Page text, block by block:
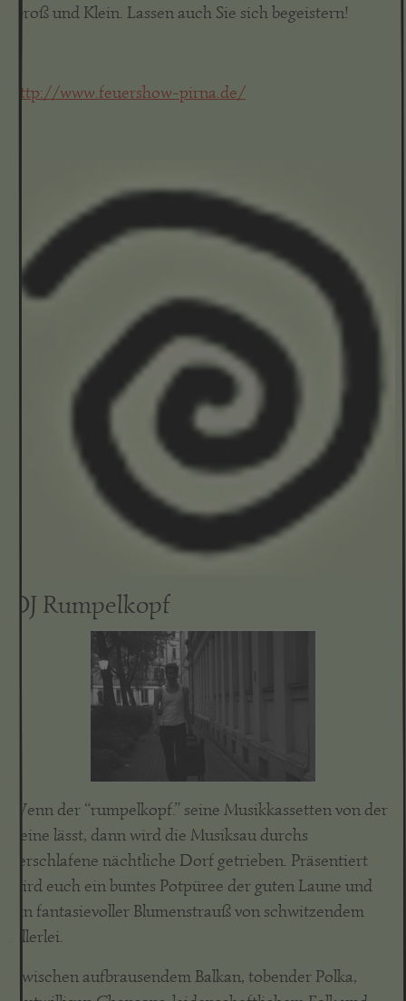
Groß und Klein. Lassen auch Sie sich begeistern!
http://www.feuershow-pirna.de/
DJ Rumpelkopf
Wenn der “rumpelkopf.” seine Musikkassetten von der
Leine lässt, dann wird die Musiksau durchs
verschlafene nächtliche Dorf getrieben. Präsentiert
wird euch ein buntes Potpüree der guten Laune und
ein fantasievoller Blumenstrauß von schwitzendem
Allerlei.
Zwischen aufbrausendem Balkan, tobender Polka,